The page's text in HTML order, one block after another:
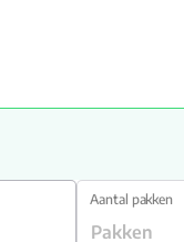
Aantal pakken